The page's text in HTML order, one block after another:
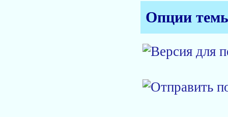
Опции